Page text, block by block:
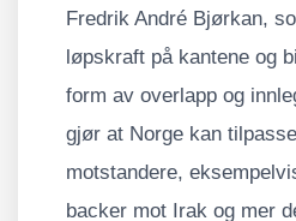
Fredrik André Bjørkan,
løpskraft på kantene og
form av overlapp og
gjør at Norge kan
motstandere,
backer mot Irak og mer